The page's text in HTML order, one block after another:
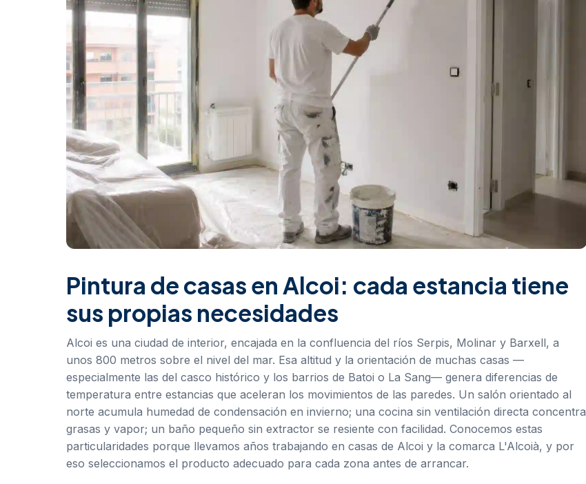
Pintura de casas en Alcoi: cada estancia tiene
sus propias necesidades
Alcoi es una ciudad de interior, encajada en la confluencia del ríos Serpis, Molinar y Barxell, a
unos 800 metros sobre el nivel del mar. Esa altitud y la orientación de muchas casas —
especialmente las del casco histórico y los barrios de Batoi o La Sang— genera diferencias de
temperatura entre estancias que aceleran los movimientos de las paredes. Un salón orientado al
norte acumula humedad de condensación en invierno; una cocina sin ventilación directa concentra
grasas y vapor; un baño pequeño sin extractor se resiente con facilidad. Conocemos estas
particularidades porque llevamos años trabajando en casas de Alcoi y la comarca L'Alcoià, y por
eso seleccionamos el producto adecuado para cada zona antes de arrancar.